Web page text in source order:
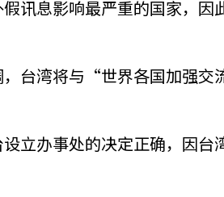
讯息影响最严重的国家，
台湾将与“世界各国加强交
办事处的决定正确，因台